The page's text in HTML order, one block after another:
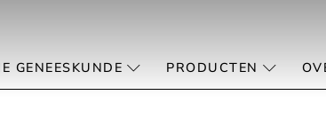
GENEESKUNDE PRODUCTEN